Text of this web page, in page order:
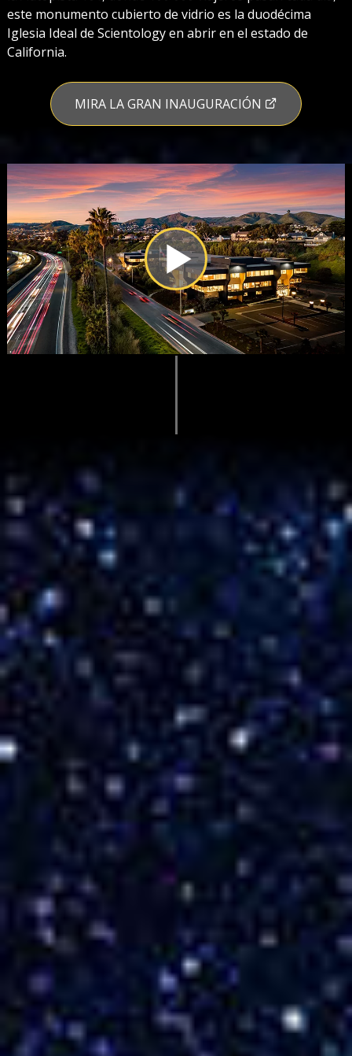
este monumento cubierto de vidrio es la duodécima
Iglesia Ideal de Scientology en abrir en el estado de
California.
MIRA LA GRAN INAUGURACIÓN